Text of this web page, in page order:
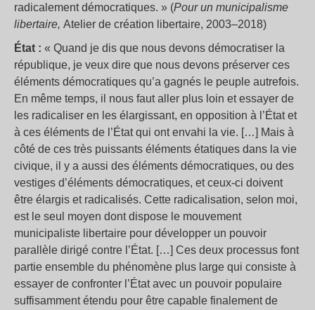
radicalement démocratiques. » (Pour un municipalisme
libertaire, Atelier de création libertaire, 2003–2018)
État : « Quand je dis que nous devons démocratiser la
république, je veux dire que nous devons préserver ces
éléments démocratiques qu’a gagnés le peuple autrefois.
En même temps, il nous faut aller plus loin et essayer de
les radicaliser en les élargissant, en opposition à l’État et
à ces éléments de l’État qui ont envahi la vie. […] Mais à
côté de ces très puissants éléments étatiques dans la vie
civique, il y a aussi des éléments démocratiques, ou des
vestiges d’éléments démocratiques, et ceux-ci doivent
être élargis et radicalisés. Cette radicalisation, selon moi,
est le seul moyen dont dispose le mouvement
municipaliste libertaire pour développer un pouvoir
parallèle dirigé contre l’État. […] Ces deux processus font
partie ensemble du phénomène plus large qui consiste à
essayer de confronter l’État avec un pouvoir populaire
suffisamment étendu pour être capable finalement de